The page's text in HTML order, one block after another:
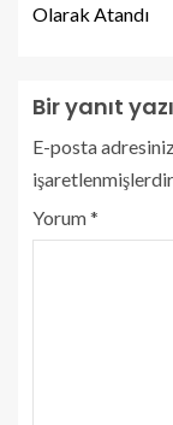
Olarak Atandı
Bir yanıt
E-posta
işaretlenmişlerdir
Yorum*